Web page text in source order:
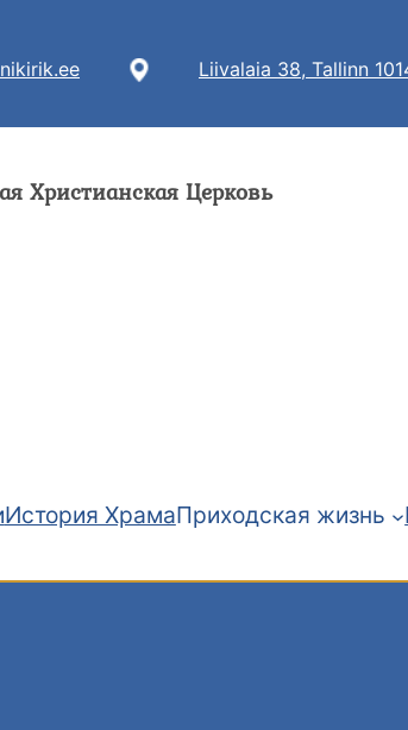
Liivalaia 38, Tallinn
Христианская Церковь
История ХрамаПриходская жизнь